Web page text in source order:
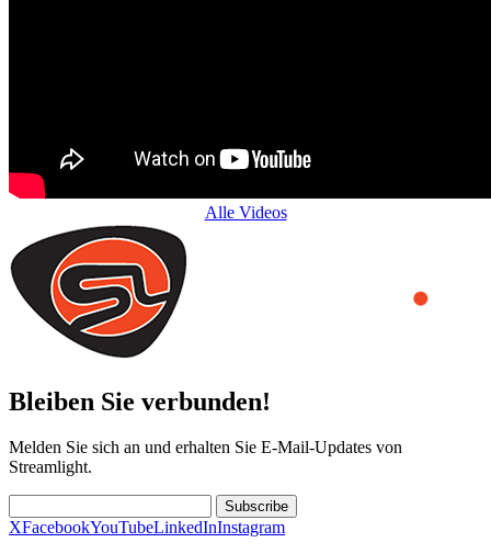
Alle Videos
Bleiben Sie verbunden!
Melden Sie sich an und erhalten Sie E-Mail-Updates von
Streamlight.
Subscribe
XFacebookYouTubeLinkedInInstagram